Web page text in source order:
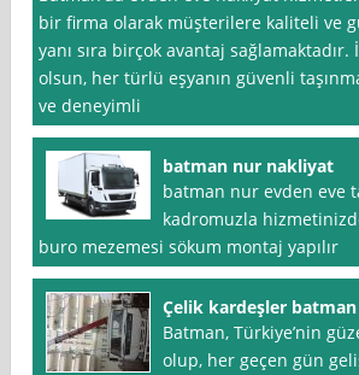
bir firma olarak müşterilere kaliteli ve
yanı sıra birçok avantaj
olsun, her türlü eşyanın güvenli
ve deneyimli
batman nur nakliyat
batman nur evden eve
kadromuzla
buro mezemesi sökum montaj yapılır
Çelik kardeşler batman
Batman, Türkiye’nin
olup, her geçen gün